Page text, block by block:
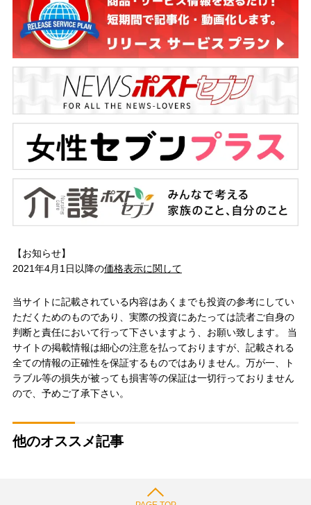
【お知らせ】
2021年4月1日以降の価格表示に関して
当サイトに記載されている内容はあくまでも投資の参考にしてい
ただくためのものであり、実際の投資にあたっては読者ご自身の
判断と責任において行って下さいますよう、お願い致します。 当
サイトの掲載情報は細心の注意を払っておりますが、記載される
全ての情報の正確性を保証するものではありません。万が一、ト
ラブル等の損失が被っても損害等の保証は一切行っておりません
ので、予めご了承下さい。
他のオススメ記事